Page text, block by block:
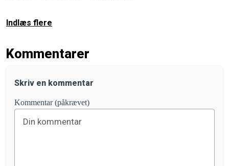
Indlæs flere
Kommentarer
Skriv en kommentar
Kommentar (påkrævet)